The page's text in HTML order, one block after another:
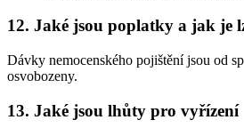
12. Jaké jsou poplatky a jak je
Dávky nemocenského pojištění jsou od
osvobozeny.
13. Jaké jsou lhůty pro vyřízení